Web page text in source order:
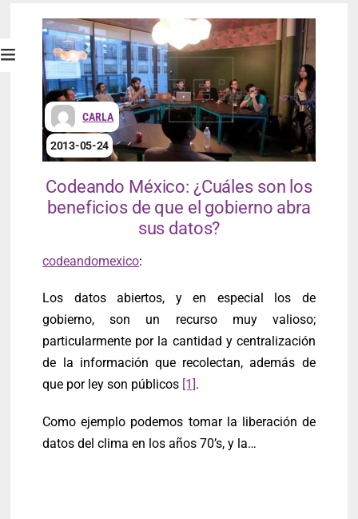
CARLA
2013-05-24
Codeando México: ¿Cuáles son los
beneficios de que el gobierno abra
sus datos?
codeandomexico:
Los datos abiertos, y en especial los de
gobierno, son un recurso muy valioso;
particularmente por la cantidad y centralización
de la información que recolectan, además de
que por ley son públicos [1] .
Como ejemplo podemos tomar la liberación de
datos del clima en los años 70’s, y la…